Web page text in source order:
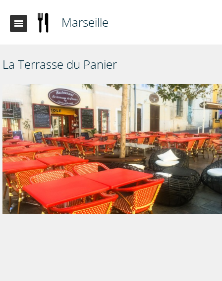
Marseille
La Terrasse du Panier